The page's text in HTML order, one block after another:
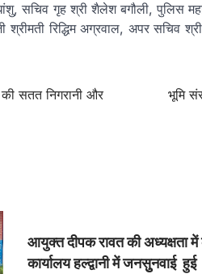
सचिव गृह श्री शैलेश बगौली, पुलिस
रिद्धिम अग्रवाल, अपर सचिव
सतत निगरानी और
भूमि
आयुक्त दीपक रावत की अध्यक्षता में
कार्यालय हल्द्वानी में जनसुुनवाई हुई